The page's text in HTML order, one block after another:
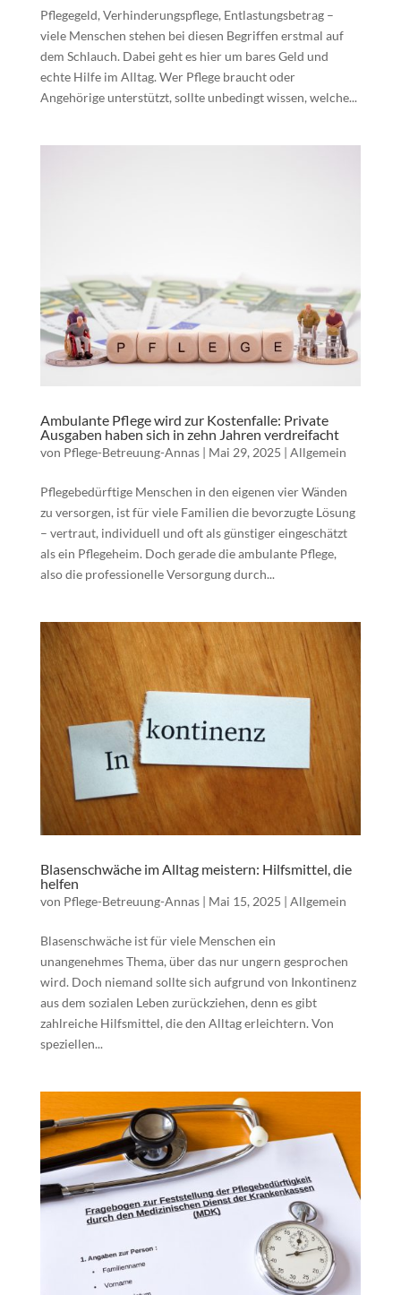
Pflegegeld, Verhinderungspflege, Entlastungsbetrag –
viele Menschen stehen bei diesen Begriffen erstmal auf
dem Schlauch. Dabei geht es hier um bares Geld und
echte Hilfe im Alltag. Wer Pflege braucht oder
Angehörige unterstützt, sollte unbedingt wissen, welche...
Ambulante Pflege wird zur Kostenfalle: Private
Ausgaben haben sich in zehn Jahren verdreifacht
von Pflege-Betreuung-Annas| Mai 29, 2025 | Allgemein
Pflegebedürftige Menschen in den eigenen vier Wänden
zu versorgen, ist für viele Familien die bevorzugte Lösung
– vertraut, individuell und oft als günstiger eingeschätzt
als ein Pflegeheim. Doch gerade die ambulante Pflege,
also die professionelle Versorgung durch...
Blasenschwäche im Alltag meistern: Hilfsmittel, die
helfen
von Pflege-Betreuung-Annas| Mai 15, 2025 | Allgemein
Blasenschwäche ist für viele Menschen ein
unangenehmes Thema, über das nur ungern gesprochen
wird. Doch niemand sollte sich aufgrund von Inkontinenz
aus dem sozialen Leben zurückziehen, denn es gibt
zahlreiche Hilfsmittel, die den Alltag erleichtern. Von
speziellen...